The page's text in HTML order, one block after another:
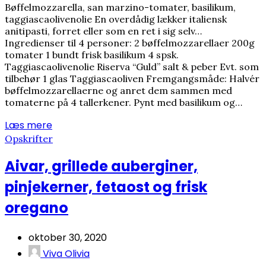
Bøffelmozzarella, san marzino-tomater, basilikum,
taggiascaolivenolie En overdådig lækker italiensk
anitipasti, forret eller som en ret i sig selv…
Ingredienser til 4 personer: 2 bøffelmozzarellaer 200g
tomater 1 bundt frisk basilikum 4 spsk.
Taggiascaolivenolie Riserva “Guld” salt & peber Evt. som
tilbehør 1 glas Taggiascaoliven Fremgangsmåde: Halvér
bøffelmozzarellaerne og anret dem sammen med
tomaterne på 4 tallerkener. Pynt med basilikum og…
Læs mere
Opskrifter
Aivar, grillede auberginer,
pinjekerner, fetaost og frisk
oregano
oktober 30, 2020
Viva Olivia